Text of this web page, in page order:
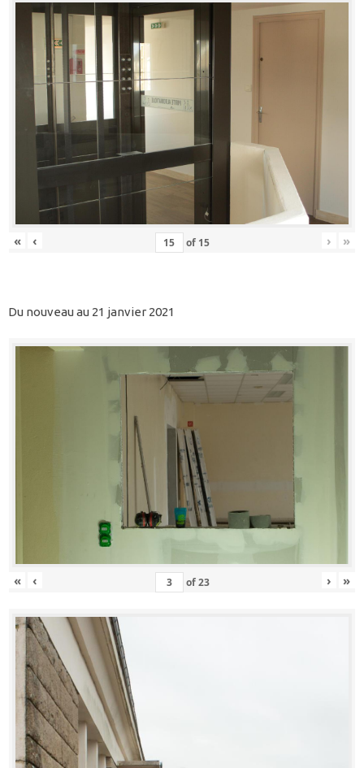
« ‹ of 15 › »
Du nouveau au 21 janvier 2021
« ‹ of23 › »